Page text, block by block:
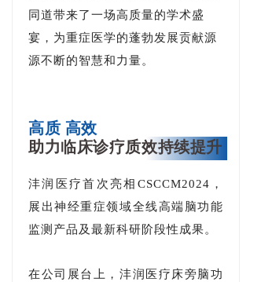
同道带来了一场高质量的学术盛
宴，为重症医学的蓬勃发展贡献源
源不断的智慧和力量。
高质 高效
助力临床诊疗质效持续提升
沣润医疗首次亮相CSCCM2024，
展出神经重症领域全线高端脑功能
监测产品及最新科研阶段性成果。
在公司展台上，沣润医疗床旁脑功